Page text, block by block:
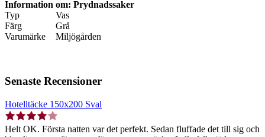
Information om: Prydnadssaker
Typ
Vas
Färg
Grå
Varumärke
Miljögården
Senaste Recensioner
Hotelltäcke 150x200 Sval
Helt OK. Första natten var det perfekt. Sedan fluffade det till sig och